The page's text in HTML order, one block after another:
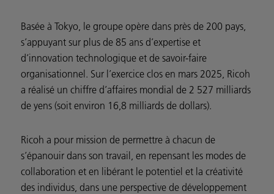
Basée à Tokyo, le groupe opère dans près de 200 pays,
s’appuyant sur plus de 85 ans d’expertise et
d’innovation technologique et de savoir-faire
organisationnel. Sur l’exercice clos en mars 2025, Ricoh
a réalisé un chiffre d’affaires mondial de 2 527 milliards
de yens (soit environ 16,8 milliards de dollars).
Ricoh a pour mission de permettre à chacun de
s’épanouir dans son travail, en repensant les modes de
collaboration et en libérant le potentiel et la créativité
des individus, dans une perspective de développement